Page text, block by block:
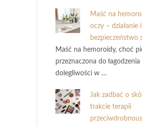
Maść na
oczy – działanie i
bezpieczeństwo
Maść na hemoroidy, choć
przeznaczona do łagodzenia
dolegliwości w …
Jak zadbać o
trakcie terapii